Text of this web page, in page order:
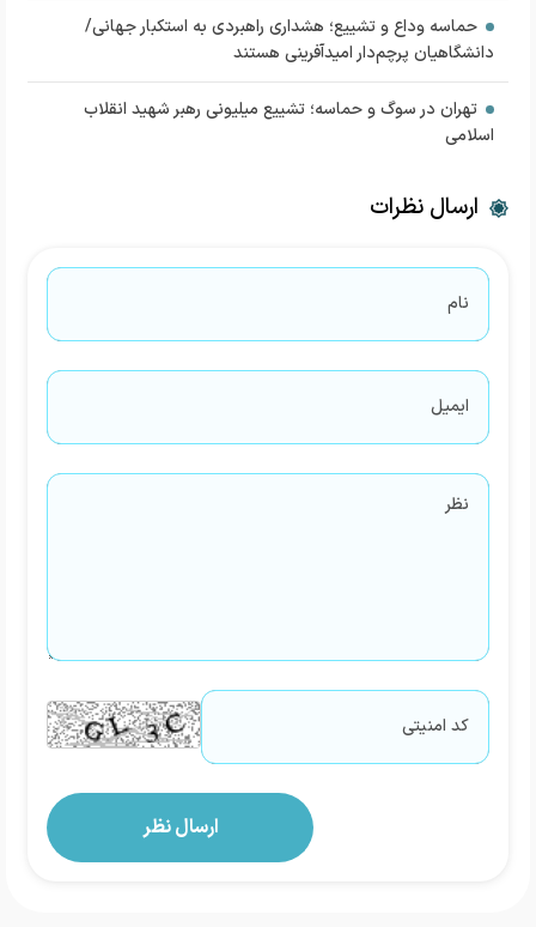
حماسه وداع و تشییع؛ هشداری راهبردی به استکبار جهانی/
دانشگاهیان پرچم‌دار امیدآفرینی هستند
تهران در سوگ و حماسه؛ تشییع میلیونی رهبر شهید انقلاب
اسلامی
ارسال نظرات